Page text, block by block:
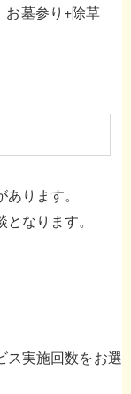
お墓参り+除草
ります。
なります。
ス実施回数をお選